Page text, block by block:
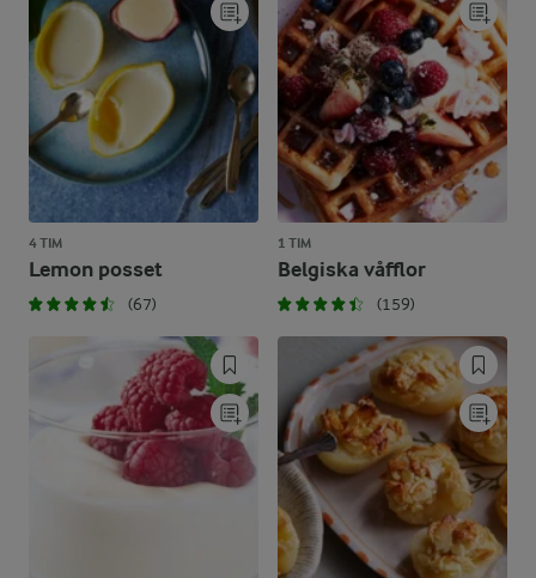
4 TIM
Lemon posset
(67)
1 TIM
Belgiska våfflor
(159)